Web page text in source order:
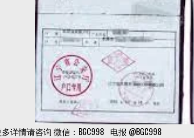
详情请咨询 微信：BGC998 电报 @BGC998